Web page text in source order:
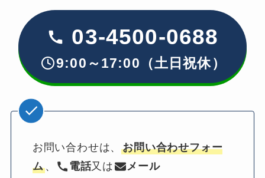
03-4500-0688
9:00～17:00（土日祝休）
お問い合わせは、お問い合わせフォー
ム、 電話又は
メール